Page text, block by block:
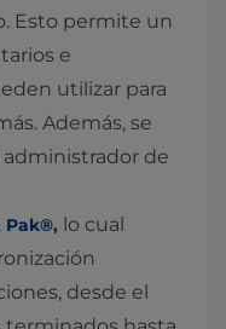
Esto permite un
e
utilizar para
Además, se
de
Pak®,​ lo cual
desde el